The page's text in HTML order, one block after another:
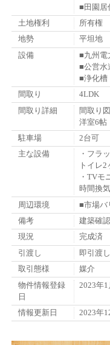
■田園居
土地権利
所有権
地勢
平坦地
設備
■九州電
■公営水
■浄化槽
間取り
4LDK
間取り詳細
間取り
洋室6
駐車場
2台可
主な設備
・フラ
トイレ2
・TVモ
時間換気
周辺環境
■市場バ
備考
建築確
現況
完成済
引渡し
即引渡
取引態様
媒介
物件情報登録
日
2023年1
情報更新日 2023年